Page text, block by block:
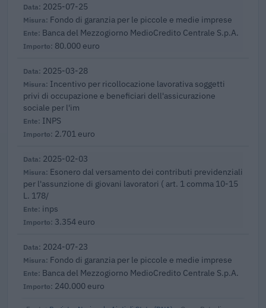
2025-07-25
Fondo di garanzia per le piccole e medie imprese
Banca del Mezzogiorno MedioCredito Centrale S.p.A.
80.000 euro
2025-03-28
Incentivo per ricollocazione lavorativa soggetti
privi di occupazione e beneficiari dell'assicurazione
sociale per l'im
INPS
2.701 euro
2025-02-03
Esonero dal versamento dei contributi previdenziali
per l'assunzione di giovani lavoratori ( art. 1 comma 10-15
L. 178/
inps
3.354 euro
2024-07-23
Fondo di garanzia per le piccole e medie imprese
Banca del Mezzogiorno MedioCredito Centrale S.p.A.
240.000 euro